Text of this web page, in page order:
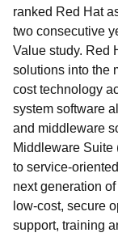
ranked Red Hat
two consecutive
Value study. Red
solutions into the
cost technology
system software
and middleware
Middleware Suite
to service-
next generation
low-cost, secure
support, training